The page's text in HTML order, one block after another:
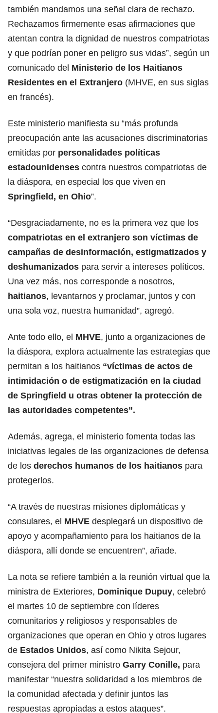
también mandamos una señal clara de rechazo.
Rechazamos firmemente esas afirmaciones que
atentan contra la dignidad de nuestros compatriotas
y que podrían poner en peligro sus vidas”, según un
comunicado del Ministerio de los Haitianos
Residentes en el Extranjero (MHVE, en sus siglas
en francés).
Este ministerio manifiesta su “más profunda
preocupación ante las acusaciones discriminatorias
emitidas por personalidades políticas
estadounidenses contra nuestros compatriotas de
la diáspora, en especial los que viven en
Springfield, en Ohio”.
“Desgraciadamente, no es la primera vez que los
compatriotas en el extranjero son víctimas de
campañas de desinformación, estigmatizados y
deshumanizados para servir a intereses políticos.
Una vez más, nos corresponde a nosotros,
haitianos, levantarnos y proclamar, juntos y con
una sola voz, nuestra humanidad”, agregó.
Ante todo ello, el MHVE, junto a organizaciones de
la diáspora, explora actualmente las estrategias que
permitan a los haitianos “víctimas de actos de
intimidación o de estigmatización en la ciudad
de Springfield u otras obtener la protección de
las autoridades competentes”.
Además, agrega, el ministerio fomenta todas las
iniciativas legales de las organizaciones de defensa
de los derechos humanos de los haitianos para
protegerlos.
“A través de nuestras misiones diplomáticas y
consulares, el MHVE desplegará un dispositivo de
apoyo y acompañamiento para los haitianos de la
diáspora, allí donde se encuentren”, añade.
La nota se refiere también a la reunión virtual que la
ministra de Exteriores, Dominique Dupuy, celebró
el martes 10 de septiembre con líderes
comunitarios y religiosos y responsables de
organizaciones que operan en Ohio y otros lugares
de Estados Unidos, así como Nikita Sejour,
consejera del primer ministro Garry Conille, para
manifestar “nuestra solidaridad a los miembros de
la comunidad afectada y definir juntos las
respuestas apropiadas a estos ataques”.